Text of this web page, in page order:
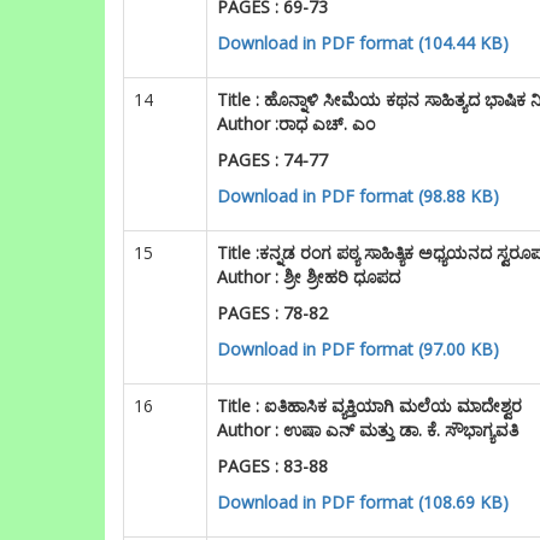
PAGES : 69-73
Download in PDF format (104.44 KB)
14 Title : ಹೊನ್ನಾಳಿ ಸೀಮೆಯ ಕಥನ ಸಾಹಿತ್ಯದ ಭಾಷಿಕ
Author :ರಾಧ ಎಚ್. ಎಂ
PAGES : 74-77
Download in PDF format (98.88 KB)
15 Title :ಕನ್ನಡ ರಂಗ ಪಠ್ಯ ಸಾಹಿತ್ಯಿಕ ಅಧ್ಯಯನದ
Author : ಶ್ರೀ ಶ್ರೀಹರಿ ಧೂಪದ
PAGES : 78-82
Download in PDF format (97.00 KB)
16 Title : ಐತಿಹಾಸಿಕ ವ್ಯಕ್ತಿಯಾಗಿ ಮಲೆಯ ಮಾದೇಶ್ವರ
Author : ಉಷಾ ಎನ್ ಮತ್ತು ಡಾ. ಕೆ. ಸೌಭಾಗ್ಯವತಿ
PAGES : 83-88
Download in PDF format (108.69 KB)